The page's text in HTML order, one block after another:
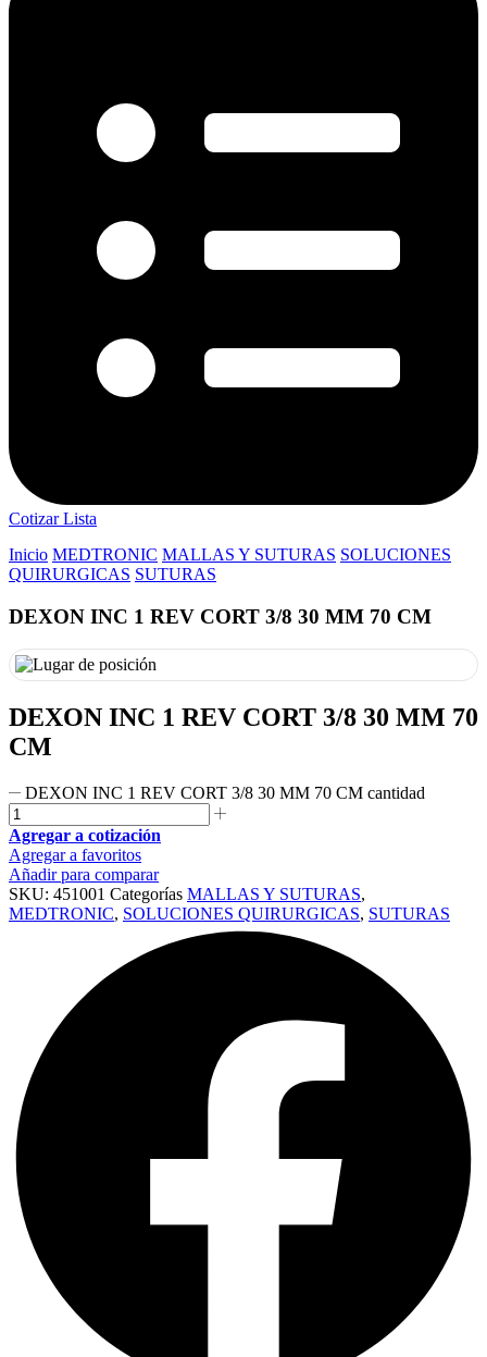
Cotizar Lista
Inicio MEDTRONIC MALLAS Y SUTURAS SOLUCIONES
QUIRURGICAS SUTURAS
DEXON INC 1 REV CORT 3/8 30 MM 70 CM
DEXON INC 1 REV CORT 3/8 30 MM 70
CM
DEXON INC 1 REV CORT 3/8 30 MM 70 CM cantidad
Agregar a cotización
Agregar a favoritos
Añadir para comparar
SKU: 451001 Categorías MALLAS Y SUTURAS,
MEDTRONIC, SOLUCIONES QUIRURGICAS, SUTURAS